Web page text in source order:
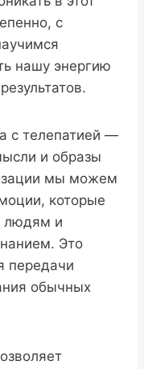
с
нашу энергию
с телепатией —
и образы
мы можем
которые
людям и
Это
передачи
обычных